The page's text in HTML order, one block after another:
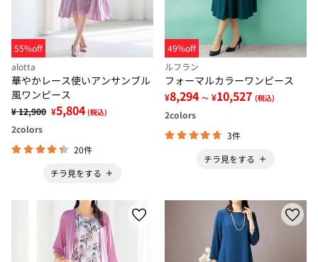
55%off
alotta
華やかレース使いアンサンブル
風ワンピース
¥ 12,900 ¥5,804 (税込)
2colors
20件
チラ見をする
49%off
ルフラン
フォーマルカラーワンピース
¥8,294 ～ ¥10,527 (税込)
2colors
3件
チラ見をする